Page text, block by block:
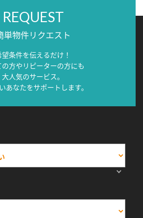
REQUEST
単物件リクエスト
望条件を伝えるだけ！
方やリピーターの方にも
大人気のサービス。
あなたをサポートします。